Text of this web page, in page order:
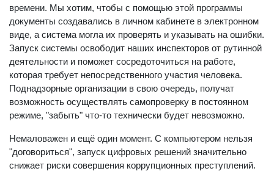
времени. Мы хотим, чтобы с помощью этой программы
документы создавались в личном кабинете в электронном
виде, а система могла их проверять и указывать на ошибки.
Запуск системы освободит наших инспекторов от рутинной
деятельности и поможет сосредоточиться на работе,
которая требует непосредственного участия человека.
Поднадзорные организации в свою очередь, получат
возможность осуществлять самопроверку в постоянном
режиме, "забыть" что-то технически будет невозможно.
Немаловажен и ещё один момент. С компьютером нельзя
"договориться", запуск цифровых решений значительно
снижает риски совершения коррупционных преступлений.